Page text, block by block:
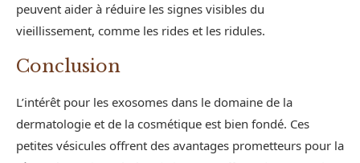
peuvent aider à réduire les signes visibles du
vieillissement, comme les rides et les ridules.
Conclusion
L’intérêt pour les exosomes dans le domaine de la
dermatologie et de la cosmétique est bien fondé. Ces
petites vésicules offrent des avantages prometteurs pour la